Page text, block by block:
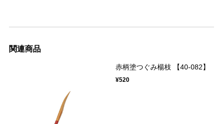
関連商品
赤柄塗つぐみ楊枝 【40-082】
¥520